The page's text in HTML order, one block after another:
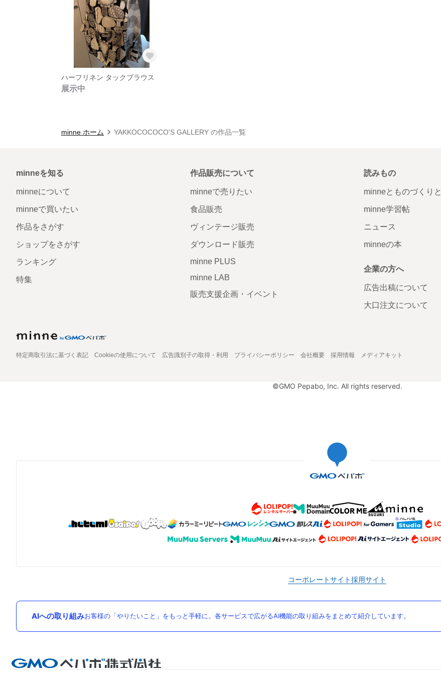
ハーフリネン タックブラウス
展示中
minne ホーム YAKKOCOCOCO'S GALLERY の作品一覧
minneを知る
minneについて
minneで買いたい
作品をさがす
ショップをさがす
ランキング
特集
作品販売について
minneで売りたい
食品販売
ヴィンテージ販売
ダウンロード販売
minne PLUS
minne LAB
販売支援企画・イベント
読みもの
minneとものづくりと
minne学習帖
ニュース
minneの本
企業の方へ
広告出稿について
大口注文について
特定商取引法に基づく表記 Cookieの使用について 広告識別子の取得・利用 プライバシーポリシー 会社概要 採用情報 メディアキット
©GMO Pepabo, Inc. All rights reserved.
コーポレートサイト採用サイト
AIへの取り組みお客様の「やりたいこと」をもっと手軽に。各サービスで広がるAI機能の取り組みをまとめて紹介しています。